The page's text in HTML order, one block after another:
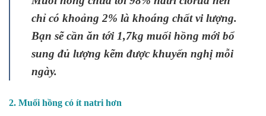
chỉ có khoảng 2% là khoáng chất vi lượng.
Bạn sẽ cần ăn tới 1,7kg muối hồng mới bổ
sung đủ lượng kẽm được khuyến nghị mỗi
ngày.
2. Muối hồng có ít natri hơn